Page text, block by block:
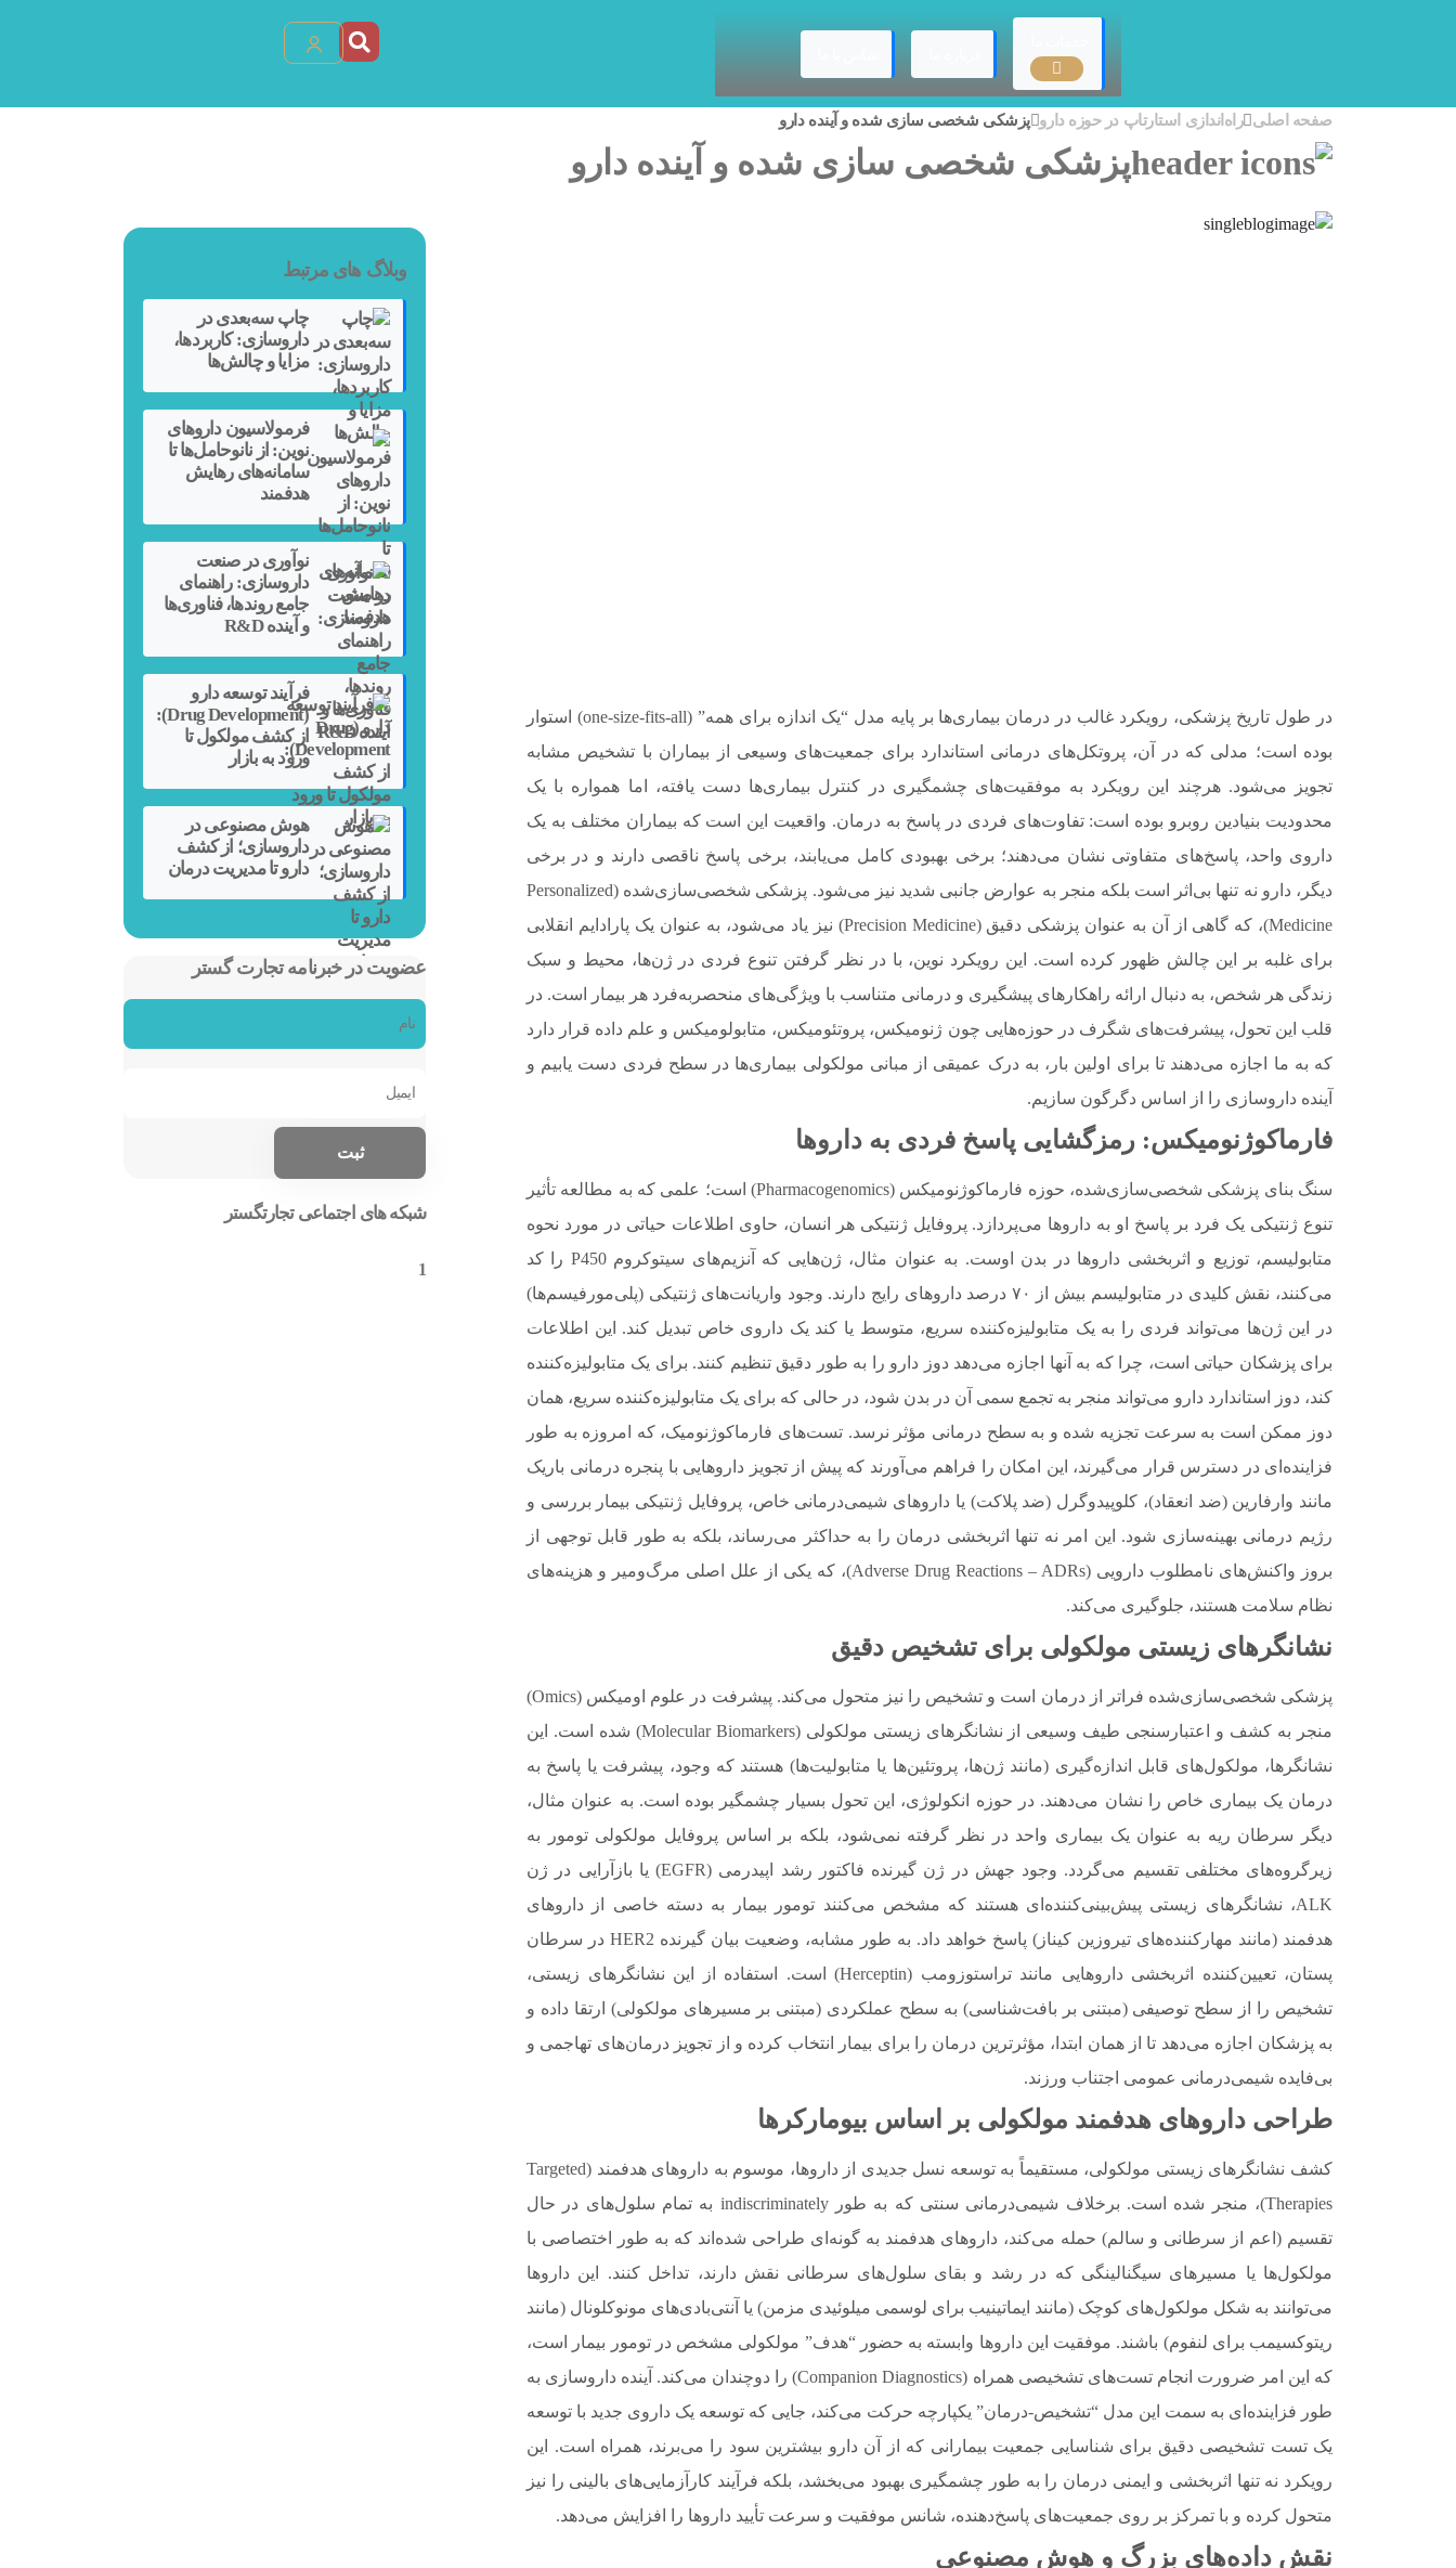
صفحه اصلی راه‌اندازی استارتاپ در حوزه دارو پزشکی شخصی‌ سازی‌ شده و آینده دارو
پزشکی شخصی‌ سازی‌ شده و آینده دارو
در طول تاریخ پزشکی، رویکرد غالب در درمان بیماری‌ها بر پایه مدل “یک اندازه برای همه” (one-size-fits-all) استوار
بوده است؛ مدلی که در آن، پروتکل‌های درمانی استاندارد برای جمعیت‌های وسیعی از بیماران با تشخیص مشابه
تجویز می‌شود. هرچند این رویکرد به موفقیت‌های چشمگیری در کنترل بیماری‌ها دست یافته، اما همواره با یک
محدودیت بنیادین روبرو بوده است: تفاوت‌های فردی در پاسخ به درمان. واقعیت این است که بیماران مختلف به یک
داروی واحد، پاسخ‌های متفاوتی نشان می‌دهند؛ برخی بهبودی کامل می‌یابند، برخی پاسخ ناقصی دارند و در برخی
دیگر، دارو نه تنها بی‌اثر است بلکه منجر به عوارض جانبی شدید نیز می‌شود. پزشکی شخصی‌سازی‌شده (Personalized
Medicine)، که گاهی از آن به عنوان پزشکی دقیق (Precision Medicine) نیز یاد می‌شود، به عنوان یک پارادایم انقلابی
برای غلبه بر این چالش ظهور کرده است. این رویکرد نوین، با در نظر گرفتن تنوع فردی در ژن‌ها، محیط و سبک
زندگی هر شخص، به دنبال ارائه راهکارهای پیشگیری و درمانی متناسب با ویژگی‌های منحصربه‌فرد هر بیمار است. در
قلب این تحول، پیشرفت‌های شگرف در حوزه‌هایی چون ژنومیکس، پروتئومیکس، متابولومیکس و علم داده قرار دارد
که به ما اجازه می‌دهند تا برای اولین بار، به درک عمیقی از مبانی مولکولی بیماری‌ها در سطح فردی دست یابیم و
آینده داروسازی را از اساس دگرگون سازیم.
فارماکوژنومیکس: رمزگشایی پاسخ فردی به داروها
سنگ بنای پزشکی شخصی‌سازی‌شده، حوزه فارماکوژنومیکس (Pharmacogenomics) است؛ علمی که به مطالعه تأثیر
تنوع ژنتیکی یک فرد بر پاسخ او به داروها می‌پردازد. پروفایل ژنتیکی هر انسان، حاوی اطلاعات حیاتی در مورد نحوه
متابولیسم، توزیع و اثربخشی داروها در بدن اوست. به عنوان مثال، ژن‌هایی که آنزیم‌های سیتوکروم P450 را کد
می‌کنند، نقش کلیدی در متابولیسم بیش از ۷۰ درصد داروهای رایج دارند. وجود واریانت‌های ژنتیکی (پلی‌مورفیسم‌ها)
در این ژن‌ها می‌تواند فردی را به یک متابولیزه‌کننده سریع، متوسط یا کند یک داروی خاص تبدیل کند. این اطلاعات
برای پزشکان حیاتی است، چرا که به آنها اجازه می‌دهد دوز دارو را به طور دقیق تنظیم کنند. برای یک متابولیزه‌کننده
کند، دوز استاندارد دارو می‌تواند منجر به تجمع سمی آن در بدن شود، در حالی که برای یک متابولیزه‌کننده سریع، همان
دوز ممکن است به سرعت تجزیه شده و به سطح درمانی مؤثر نرسد. تست‌های فارماکوژنومیک، که امروزه به طور
فزاینده‌ای در دسترس قرار می‌گیرند، این امکان را فراهم می‌آورند که پیش از تجویز داروهایی با پنجره درمانی باریک
مانند وارفارین (ضد انعقاد)، کلوپیدوگرل (ضد پلاکت) یا داروهای شیمی‌درمانی خاص، پروفایل ژنتیکی بیمار بررسی و
رژیم درمانی بهینه‌سازی شود. این امر نه تنها اثربخشی درمان را به حداکثر می‌رساند، بلکه به طور قابل توجهی از
بروز واکنش‌های نامطلوب دارویی (Adverse Drug Reactions – ADRs)، که یکی از علل اصلی مرگ‌ومیر و هزینه‌های
نظام سلامت هستند، جلوگیری می‌کند.
نشانگرهای زیستی مولکولی برای تشخیص دقیق
پزشکی شخصی‌سازی‌شده فراتر از درمان است و تشخیص را نیز متحول می‌کند. پیشرفت در علوم اومیکس (Omics)
منجر به کشف و اعتبارسنجی طیف وسیعی از نشانگرهای زیستی مولکولی (Molecular Biomarkers) شده است. این
نشانگرها، مولکول‌های قابل اندازه‌گیری (مانند ژن‌ها، پروتئین‌ها یا متابولیت‌ها) هستند که وجود، پیشرفت یا پاسخ به
درمان یک بیماری خاص را نشان می‌دهند. در حوزه انکولوژی، این تحول بسیار چشمگیر بوده است. به عنوان مثال،
دیگر سرطان ریه به عنوان یک بیماری واحد در نظر گرفته نمی‌شود، بلکه بر اساس پروفایل مولکولی تومور به
زیرگروه‌های مختلفی تقسیم می‌گردد. وجود جهش در ژن گیرنده فاکتور رشد اپیدرمی (EGFR) یا بازآرایی در ژن
ALK، نشانگرهای زیستی پیش‌بینی‌کننده‌ای هستند که مشخص می‌کنند تومور بیمار به دسته خاصی از داروهای
هدفمند (مانند مهارکننده‌های تیروزین کیناز) پاسخ خواهد داد. به طور مشابه، وضعیت بیان گیرنده HER2 در سرطان
پستان، تعیین‌کننده اثربخشی داروهایی مانند تراستوزومب (Herceptin) است. استفاده از این نشانگرهای زیستی،
تشخیص را از سطح توصیفی (مبتنی بر بافت‌شناسی) به سطح عملکردی (مبتنی بر مسیرهای مولکولی) ارتقا داده و
به پزشکان اجازه می‌دهد تا از همان ابتدا، مؤثرترین درمان را برای بیمار انتخاب کرده و از تجویز درمان‌های تهاجمی و
بی‌فایده شیمی‌درمانی عمومی اجتناب ورزند.
طراحی داروهای هدفمند مولکولی بر اساس بیومارکرها
کشف نشانگرهای زیستی مولکولی، مستقیماً به توسعه نسل جدیدی از داروها، موسوم به داروهای هدفمند (Targeted
Therapies)، منجر شده است. برخلاف شیمی‌درمانی سنتی که به طور indiscriminately به تمام سلول‌های در حال
تقسیم (اعم از سرطانی و سالم) حمله می‌کند، داروهای هدفمند به گونه‌ای طراحی شده‌اند که به طور اختصاصی با
مولکول‌ها یا مسیرهای سیگنالینگی که در رشد و بقای سلول‌های سرطانی نقش دارند، تداخل کنند. این داروها
می‌توانند به شکل مولکول‌های کوچک (مانند ایماتینیب برای لوسمی میلوئیدی مزمن) یا آنتی‌بادی‌های مونوکلونال (مانند
ریتوکسیمب برای لنفوم) باشند. موفقیت این داروها وابسته به حضور “هدف” مولکولی مشخص در تومور بیمار است،
که این امر ضرورت انجام تست‌های تشخیصی همراه (Companion Diagnostics) را دوچندان می‌کند. آینده داروسازی به
طور فزاینده‌ای به سمت این مدل “تشخیص-درمان” یکپارچه حرکت می‌کند، جایی که توسعه یک داروی جدید با توسعه
یک تست تشخیصی دقیق برای شناسایی جمعیت بیمارانی که از آن دارو بیشترین سود را می‌برند، همراه است. این
رویکرد نه تنها اثربخشی و ایمنی درمان را به طور چشمگیری بهبود می‌بخشد، بلکه فرآیند کارآزمایی‌های بالینی را نیز
متحول کرده و با تمرکز بر روی جمعیت‌های پاسخ‌دهنده، شانس موفقیت و سرعت تأیید داروها را افزایش می‌دهد.
نقش داده‌های بزرگ و هوش مصنوعی
وبلاگ های مرتبط
چاپ سه‌بعدی در
داروسازی: کاربردها،
مزایا و چالش‌ها
فرمولاسیون داروهای
نوین: از نانوحامل‌ها تا
سامانه‌های رهایش
هدفمند
نوآوری در صنعت
داروسازی: راهنمای
جامع روندها، فناوری‌ها
و آینده R&D
فرآیند توسعه دارو
(Drug Development):
از کشف مولکول تا
ورود به بازار
هوش مصنوعی در
داروسازی؛ از کشف
دارو تا مدیریت درمان
عضویت در خبرنامه تجارت گستر
شبکه های اجتماعی تجارتگستر